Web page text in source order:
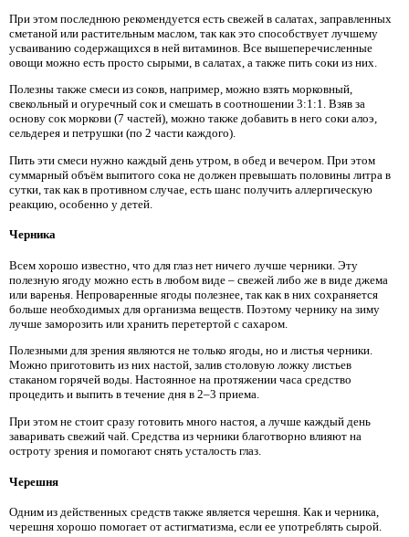
При этом последнюю рекомендуется есть свежей в салатах, заправленных
сметаной или растительным маслом, так как это способствует лучшему
усваиванию содержащихся в ней витаминов. Все вышеперечисленные
овощи можно есть просто сырыми, в салатах, а также пить соки из них.
Полезны также смеси из соков, например, можно взять морковный,
свекольный и огуречный сок и смешать в соотношении 3:1:1. Взяв за
основу сок моркови (7 частей), можно также добавить в него соки алоэ,
сельдерея и петрушки (по 2 части каждого).
Пить эти смеси нужно каждый день утром, в обед и вечером. При этом
суммарный объём выпитого сока не должен превышать половины литра в
сутки, так как в противном случае, есть шанс получить аллергическую
реакцию, особенно у детей.
Черника
Всем хорошо известно, что для глаз нет ничего лучше черники. Эту
полезную ягоду можно есть в любом виде – свежей либо же в виде джема
или варенья. Непроваренные ягоды полезнее, так как в них сохраняется
больше необходимых для организма веществ. Поэтому чернику на зиму
лучше заморозить или хранить перетертой с сахаром.
Полезными для зрения являются не только ягоды, но и листья черники.
Можно приготовить из них настой, залив столовую ложку листьев
стаканом горячей воды. Настоянное на протяжении часа средство
процедить и выпить в течение дня в 2–3 приема.
При этом не стоит сразу готовить много настоя, а лучше каждый день
заваривать свежий чай. Средства из черники благотворно влияют на
остроту зрения и помогают снять усталость глаз.
Черешня
Одним из действенных средств также является черешня. Как и черника,
черешня хорошо помогает от астигматизма, если ее употреблять сырой.